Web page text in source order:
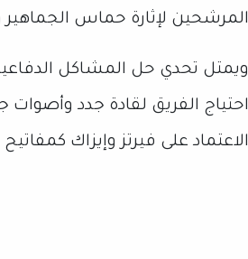
المرشحين لإثارة حماس الجماهير
ويمتل تحدي حل المشاكل
احتياج الفريق لقادة جدد وأصوات
الاعتماد على فيرتز وإيزاك